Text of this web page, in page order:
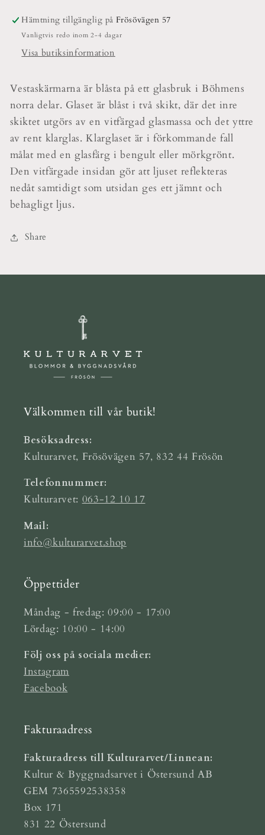
Hämtning tillgänglig på Frösövägen 57
Vanligtvis redo inom 2-4 dagar
Visa butiksinformation
Vestaskärmarna är blåsta på ett glasbruk i Böhmens
norra delar. Glaset är blåst i två skikt, där det inre
skiktet utgörs av en vitfärgad glasmassa och det yttre
av rent klarglas. Klarglaset är i förkommande fall
målat med en glasfärg i bengult eller mörkgrönt.
Den vitfärgade insidan gör att ljuset reflekteras
nedåt samtidigt som utsidan ges ett jämnt och
behagligt ljus.
Share
Välkommen till vår butik!
Besöksadress:
Kulturarvet, Frösövägen 57, 832 44 Frösön
Telefonnummer:
Kulturarvet: 063-12 10 17
Mail:
info@kulturarvet.shop
Öppettider
Måndag - fredag: 09:00 - 17:00
Lördag: 10:00 - 14:00
Följ oss på sociala medier:
Instagram
Facebook
Fakturaadress
Fakturadress till Kulturarvet/Linnean:
Kultur & Byggnadsarvet i Östersund AB
GEM 7365592538358
Box 171
831 22 Östersund